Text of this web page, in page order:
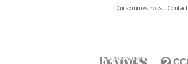
Qui sommes nous Contact